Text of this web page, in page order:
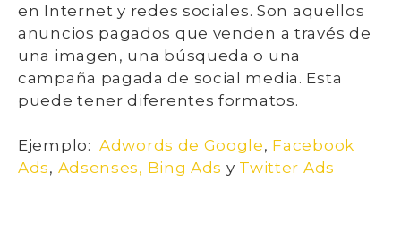
en Internet y redes sociales. Son aquellos
anuncios pagados que venden a través de
una imagen, una búsqueda o una
campaña pagada de social media. Esta
puede tener diferentes formatos.
Ejemplo: Adwords de Google, Facebook
Ads, Adsenses, Bing Ads y Twitter Ads